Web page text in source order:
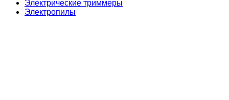
Электрические триммеры
Электропилы